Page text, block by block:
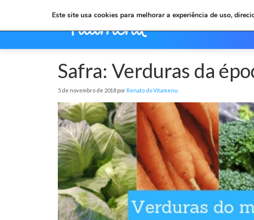
Safra: Verduras da
5 de novembro de 2018 por Renato do Vitamenu
Este site usa cookies para melhorar a experiência de uso,